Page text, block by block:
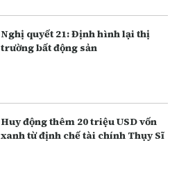
Nghị quyết 21: Định hình lại thị
trường bất động sản
Huy động thêm 20 triệu USD vốn
xanh từ định chế tài chính Thụy Sĩ